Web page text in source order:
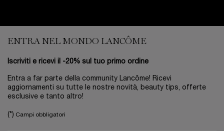
ENTRA NEL MONDO LANCÔME
Iscriviti e ricevi il -20% sul tuo primo ordine
Entra a far parte della community Lancôme! Ricevi
aggiornamenti su tutte le nostre novità, beauty tips, offerte
esclusive e tanto altro!
(*) Campi obbligatori